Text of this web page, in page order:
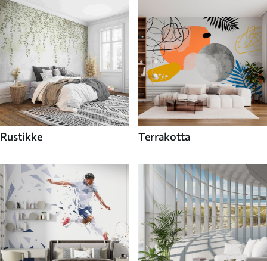
Rustikke Terrakotta